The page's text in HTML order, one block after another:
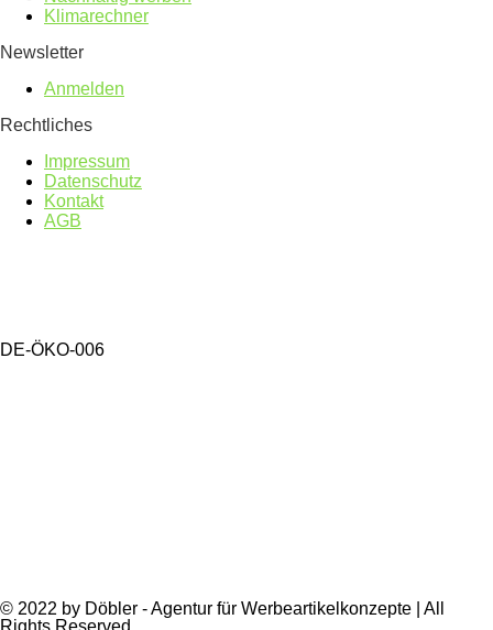
Klimarechner
Newsletter
Anmelden
Rechtliches
Impressum
Datenschutz
Kontakt
AGB
DE-ÖKO-006
© 2022 by Döbler - Agentur für Werbeartikelkonzepte | All